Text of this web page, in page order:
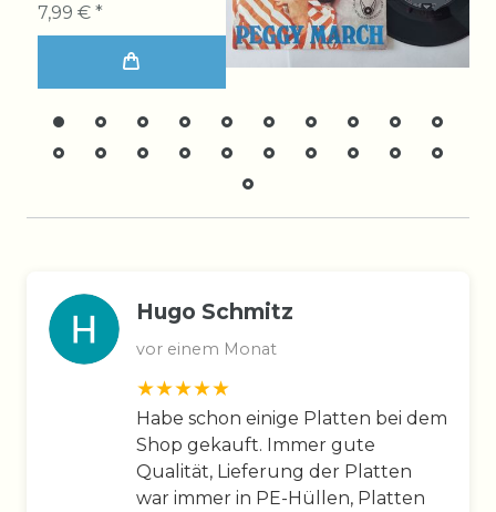
7,99 € *
Hugo Schmitz
vor einem Monat
Habe schon einige Platten bei dem
Shop gekauft. Immer gute
Qualität, Lieferung der Platten
war immer in PE-Hüllen, Platten